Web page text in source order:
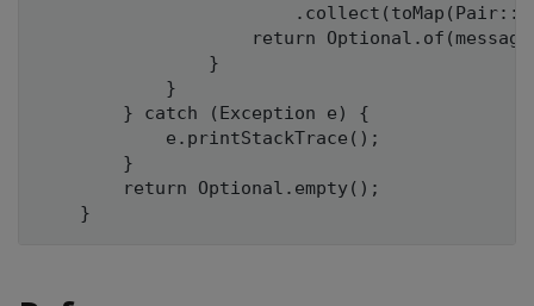
return
                }
            }
        } catch (Exception e) {
            e.printStackTrace();
        }
        return Optional.empty();